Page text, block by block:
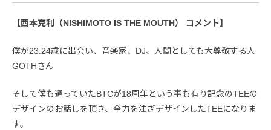
【西本克利（NISHIMOTO IS THE MOUTH） コメント】
僕が23.24歳に出会い、音楽家、DJ、人間としても大尊敬する人
GOTHさん
そして僕も通っていたBTCが18周年という事も有り記念のTEEの
デザインのお話しを頂き、全力を注ぎデザインしたTEEになりま
す。